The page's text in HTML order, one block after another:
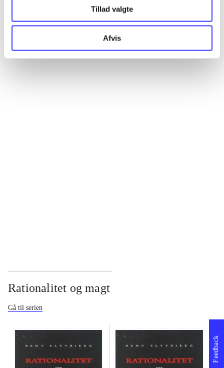
Tillad valgte
Afvis
Alle registrerede artikler fordelt på udgivelser
Rationalitet og magt
Gå til serien
Feedback